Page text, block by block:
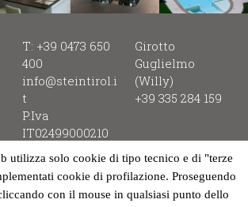
T: +39 0473 650
400
info@steintirol.i
t
P.Iva
IT02499000210
Girotto
Guglielmo
(Willy)
+39 335 284 159
utilizza solo cookie di tipo tecnico e di "terze
cookie di profilazione. Proseguendo
con il mouse in qualsiasi punto dello